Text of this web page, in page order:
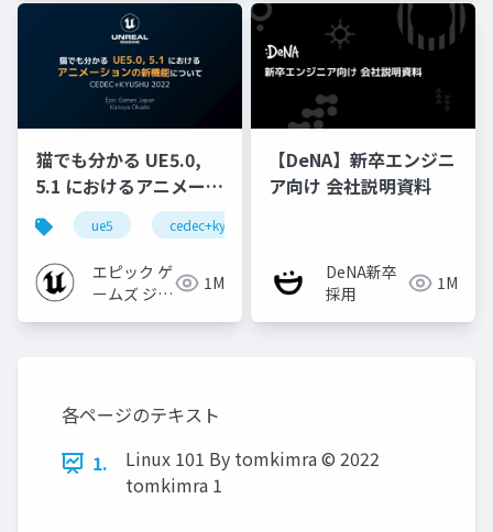
猫でも分かる UE5.0,
5.1 におけるアニメーシ
ョンの新機能について
【CEDEC+KYUSHU
2022】
ue5 cedec+kyushu
エピック ゲ
ームズ ジャ
1M
【DeNA】新卒エンジニ
ア向け 会社説明資料
DeNA新卒
採用
1M
各ページのテキスト
1.
Linux 101 By tomkimra ©︎ 2022
tomkimra 1